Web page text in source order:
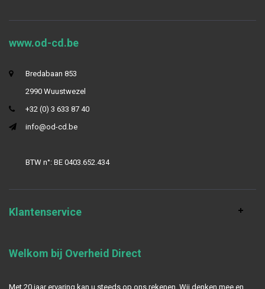
www.od-cd.be
Bredabaan 853
2990 Wuustwezel
+32 (0) 3 633 87 40
info@od-cd.be
BTW n°: BE 0403.652.434
Klantenservice
Welkom bij Overheid Direct
Met 20 jaar ervaring kan u steeds op ons rekenen. Wij denken mee en